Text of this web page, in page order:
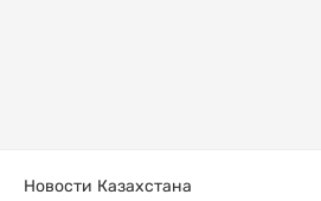
Новости Казахстана